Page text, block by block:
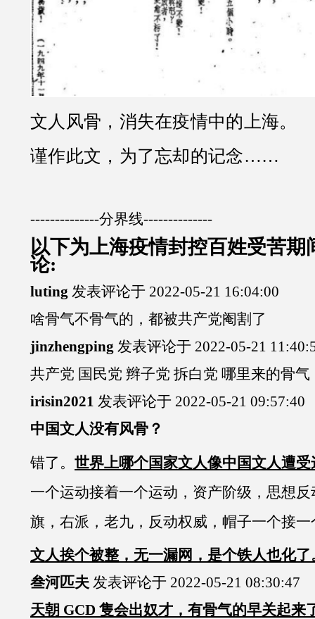
文人风骨，消失在疫情中的上海。
谨作此文，为了忘却的记念……
--------------分界线--------------
以下为上海疫情封控百姓受苦期
论:
luting 发表评论于 2022-05-21 16:04:00
啥骨气不骨气的，都被共产党阉割了
jinzhengping 发表评论于 2022-05-21
共产党 国民党 辫子党 拆白党 哪里来的骨气
irisin2021 发表评论于 2022-05-21 09:57:40
中国文人没有风骨？
错了。 世界上哪个国家文人像中国文人遭
一个运动接着一个运动，资产阶级，思想
旗，右派，老九，反动权威，帽子一个接一
文人挨个被整，无一漏网，是个铁人也化了
叁河匹夫 发表评论于 2022-05-21 08:30:47
天朝 GCD 隻会出奴才，有骨气的早关起来